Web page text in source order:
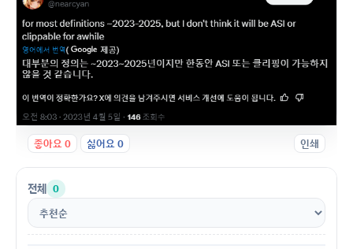
좋아요0 싫어요0 인쇄
전체 0